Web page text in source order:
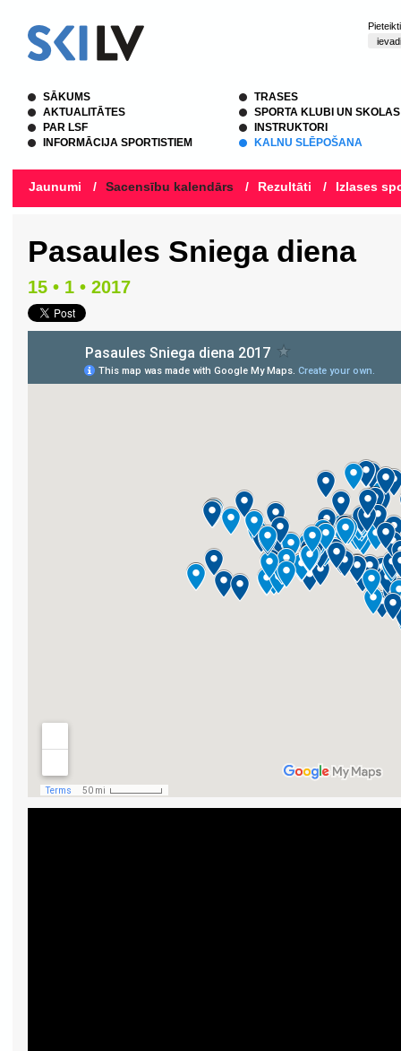
SĀKUMS
AKTUALITĀTES
PAR LSF
INFORMĀCIJA SPORTISTIEM
TRASES
SPORTA KLUBI UN SKOLAS
INSTRUKTORI
KALNU SLĒPOŠANA
Jaunumi / Sacensību kalendārs / Rezultāti / Izlases
Pasaules Sniega diena
15 • 1 • 2017